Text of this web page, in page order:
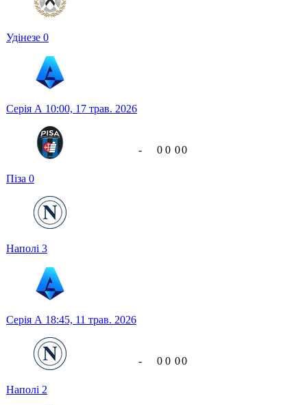
Удінезе 0
Серія А 10:00, 17 трав. 2026
Піза 0
Наполі 3
- 0 0 00
Серія А 18:45, 11 трав. 2026
Наполі 2
- 0 0 00